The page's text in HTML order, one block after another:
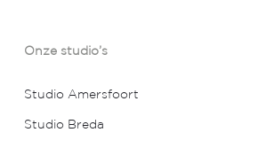
Onze studio’s
Studio Amersfoort
Studio Breda